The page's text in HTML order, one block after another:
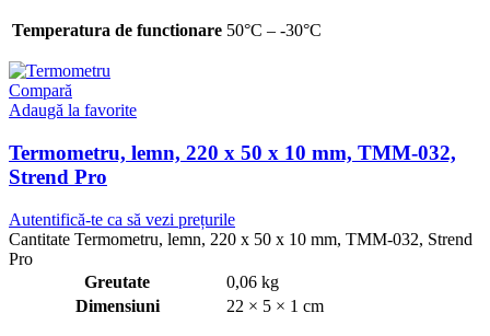
Temperatura de functionare 50°C – -30°C
Compară
Adaugă la favorite
Termometru, lemn, 220 x 50 x 10 mm, TMM-032,
Strend Pro
Autentifică-te ca să vezi prețurile
Cantitate Termometru, lemn, 220 x 50 x 10 mm, TMM-032, Strend
Pro
Greutate
0,06 kg
Dimensiuni
22 × 5 × 1 cm